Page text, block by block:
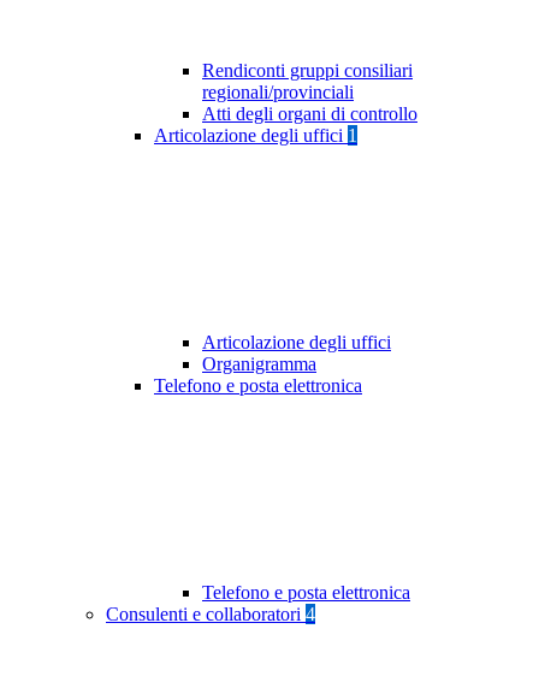
Rendiconti gruppi consiliari
regionali/provinciali
Atti degli organi di controllo
Articolazione degli uffici 1
Articolazione degli uffici
Organigramma
Telefono e posta elettronica
Telefono e posta elettronica
Consulenti e collaboratori 4